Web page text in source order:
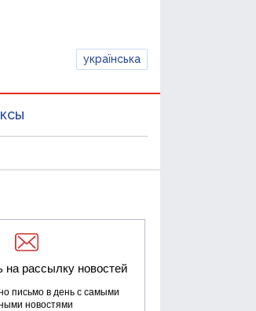
українська
на рассылку новостей
письмо в день с самыми
новостями